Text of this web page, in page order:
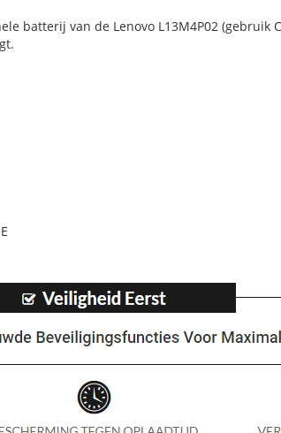
batterij van de Lenovo L13M4P02 (gebruik